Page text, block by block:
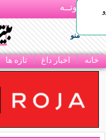
بـیتوتــه
منو
خانه اخبار داغ تازه ها